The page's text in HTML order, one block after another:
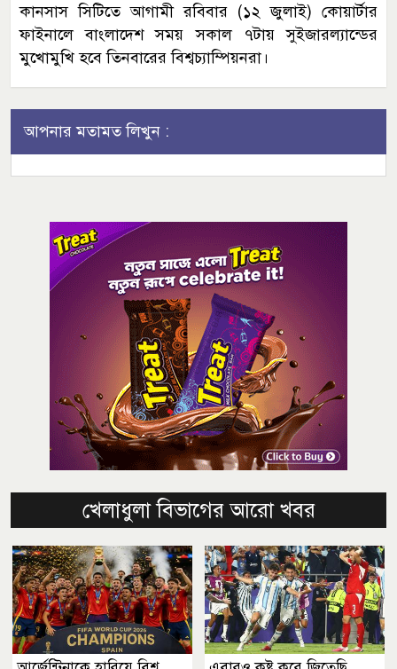
কানসাস সিটিতে আগামী রবিবার (১২ জুলাই) কোয়ার্টার
ফাইনালে বাংলাদেশ সময় সকাল ৭টায় সুইজারল্যান্ডের
মুখোমুখি হবে তিনবারের বিশ্বচ্যাম্পিয়নরা।
আপনার মতামত লিখুন :
খেলাধুলা বিভাগের আরো খবর